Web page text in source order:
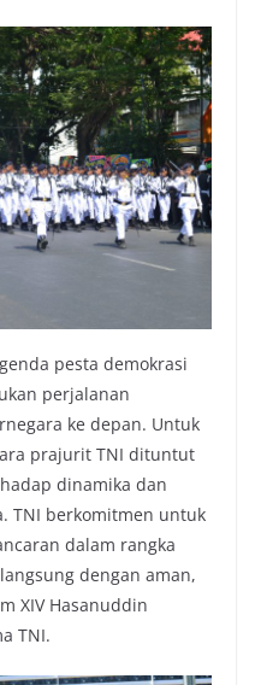
pesta demokrasi
perjalanan
ke depan. Untuk
prajurit TNI dituntut
dinamika dan
TNI berkomitmen untuk
dalam rangka
dengan aman,
XIV Hasanuddin
TNI.